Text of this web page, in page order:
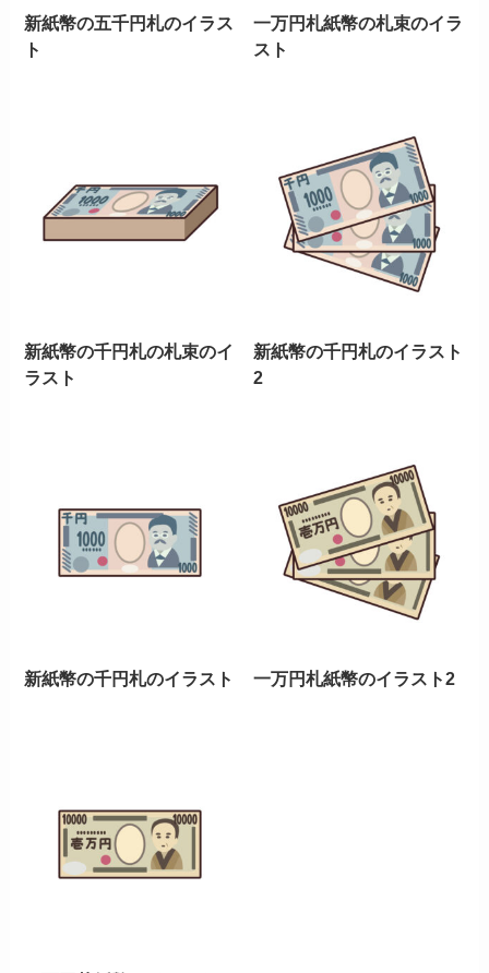
新紙幣の五千円札のイラス
ト
一万円札紙幣の札束のイラ
スト
新紙幣の千円札の札束のイ
ラスト
新紙幣の千円札のイラスト
2
新紙幣の千円札のイラスト 一万円札紙幣のイラスト2